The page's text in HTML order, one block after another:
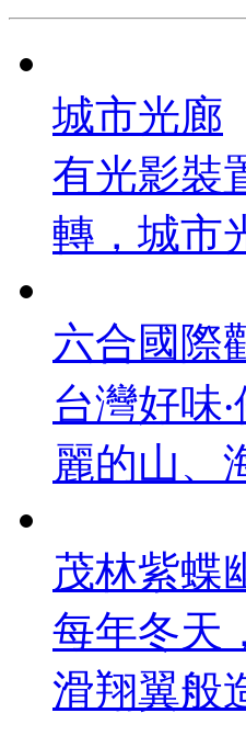
城市光廊
有光影裝
轉，城市
六合國際
台灣好味
麗的山、
茂林紫蝶
每年冬天
滑翔翼般